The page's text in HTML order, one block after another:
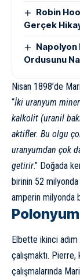
Robin
Gerçek
Napolyon
Ordusunu
Nisan 1898’de
“İki uranyum
kalkolit (uranil
aktifler. Bu olgu
uranyumdan çok
getirir.” Doğada
birinin 52
amperin milyonda
Elbette ikinci
çalışmaktı.
çalışmalarında